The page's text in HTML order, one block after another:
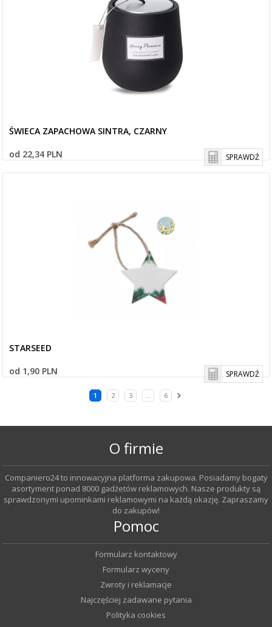
ŚWIECA ZAPACHOWA SINTRA, CZARNY
od 22,34 PLN
SPRAWDŹ
STARSEED
od 1,90 PLN
SPRAWDŹ
1 2 3 ... 6
O firmie
Companiero24 to innowacyjna platforma zakupowa. Posiadamy bogaty
asortyment ponad 8000 gadżetów reklamowych. Nasze produkty są
sprawdzonymi upominkami reklamowymi na każdą okazję. Zapraszamy
do zakupów!
Pomoc
Formularz kontaktowy
Formularz wyceny
Zwroty i reklamacje
Najczęściej zadawane pytania
Polityka cookies